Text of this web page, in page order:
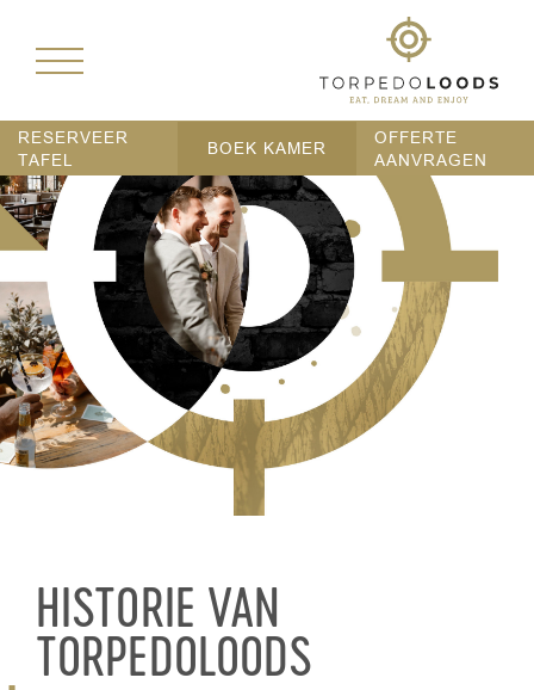
RESERVEER
TAFEL
BOEK KAMER
OFFERTE
AANVRAGEN
HISTORIE VAN
TORPEDOLOODS